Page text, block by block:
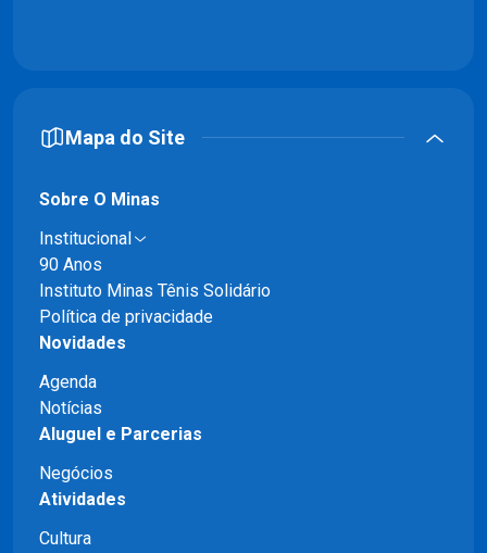
Mapa do Site
Sobre O Minas
Institucional
90 Anos
Instituto Minas Tênis Solidário
Política de privacidade
Novidades
Agenda
Notícias
Aluguel e Parcerias
Negócios
Atividades
Cultura